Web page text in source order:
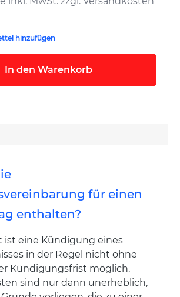
hinzufügen
In den Warenkorb
für einen
enthalten?
ist eine Kündigung eines
in der Regel nicht ohne
Kündigungsfrist möglich.
sind nur dann unerheblich,